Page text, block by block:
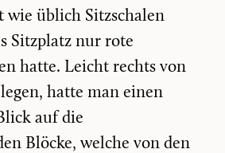
wie üblich Sitzschalen
Sitzplatz nur rote
hatte. Leicht rechts von
hatte man einen
auf die
Blöcke, welche von den